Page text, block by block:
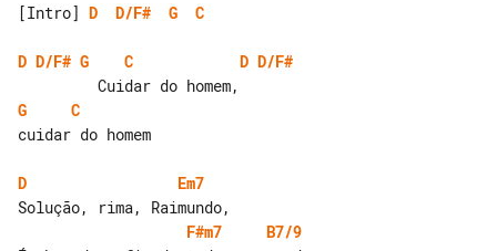
[Intro] D D/F# G C
D D/F# G C D D/F#
G
C
cuidar do homem
D
Em7
F#m7
B7/9